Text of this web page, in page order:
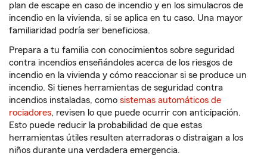
plan de escape en caso de incendio y en los simulacros de
incendio en la vivienda, si se aplica en tu caso. Una mayor
familiaridad podría ser beneficiosa.
Prepara a tu familia con conocimientos sobre seguridad
contra incendios enseñándoles acerca de los riesgos de
incendio en la vivienda y cómo reaccionar si se produce un
incendio. Si tienes herramientas de seguridad contra
incendios instaladas, como sistemas automáticos de
rociadores, revisen lo que puede ocurrir con anticipación.
Esto puede reducir la probabilidad de que estas
herramientas útiles resulten aterradoras o distraigan a los
niños durante una verdadera emergencia.